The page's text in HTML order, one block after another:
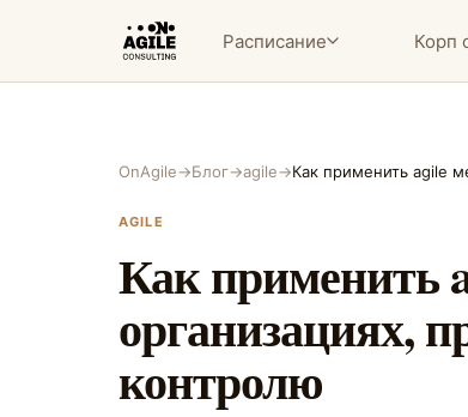
Расписание Корп
OnAgile→Блог→agile→Как применить agile
AGILE
Как применить
организациях,
контролю